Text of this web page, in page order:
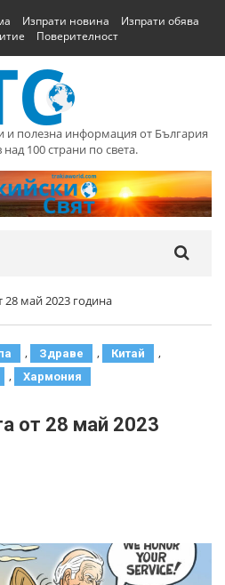
Изпрати новина
Изпрати обява
Поверителност
и полезна информация от България
100 страни по света.
28 май 2023 година
, Здраве , Китай ,
, Хармония
от 28 май 2023